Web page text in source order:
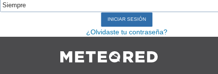
¿Olvidaste tu contraseña?